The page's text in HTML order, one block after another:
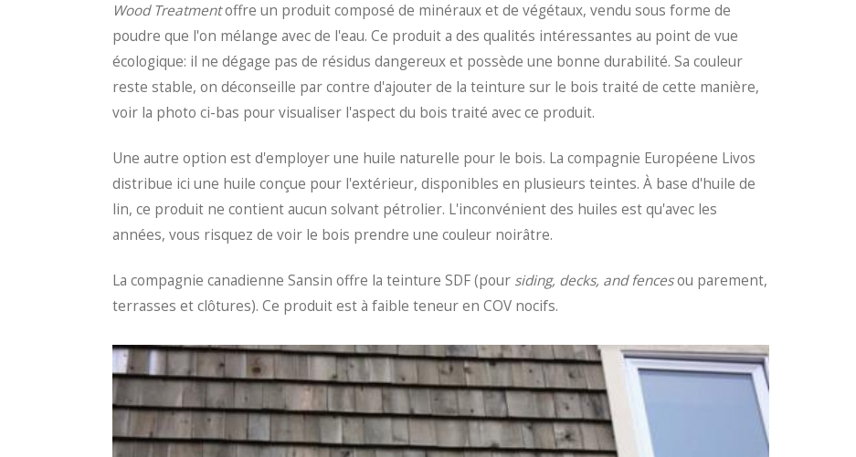
Wood Treatmentoffre un produit composé de minéraux et de végétaux, vendu sous forme de
poudre que l'on mélange avec de l'eau. Ce produit a des qualités intéressantes au point de vue
écologique: il ne dégage pas de résidus dangereux et possède une bonne durabilité. Sa couleur
reste stable, on déconseille par contre d'ajouter de la teinture sur le bois traité de cette manière,
voir la photo ci-bas pour visualiser l'aspect du bois traité avec ce produit.
Une autre option est d'employer une huile naturelle pour le bois. La compagnie Européene Livos
distribue ici une huile conçue pour l'extérieur, disponibles en plusieurs teintes. À base d'huile de
lin, ce produit ne contient aucun solvant pétrolier. L'inconvénient des huiles est qu'avec les
années, vous risquez de voir le bois prendre une couleur noirâtre.
La compagnie canadienne Sansin offre la teinture SDF (pour siding, decks, and fencesou parement,
terrasses et clôtures). Ce produit est à faible teneur en COV nocifs.